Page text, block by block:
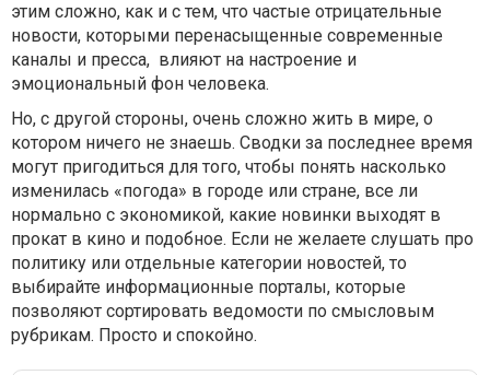
этим сложно, как и с тем, что частые отрицательные
новости, которыми перенасыщенные современные
каналы и пресса, влияют на настроение и
эмоциональный фон человека.
Но, с другой стороны, очень сложно жить в мире, о
котором ничего не знаешь. Сводки за последнее время
могут пригодиться для того, чтобы понять насколько
изменилась «погода» в городе или стране, все ли
нормально с экономикой, какие новинки выходят в
прокат в кино и подобное. Если не желаете слушать про
политику или отдельные категории новостей, то
выбирайте информационные порталы, которые
позволяют сортировать ведомости по смысловым
рубрикам. Просто и спокойно.